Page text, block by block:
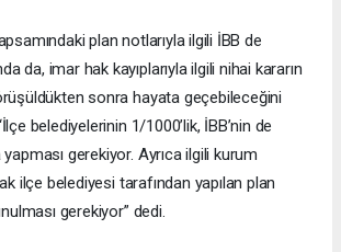
plan notlarıyla ilgili İBB de
da, imar hak kayıplarıyla ilgili nihai kararın
sonra hayata geçebileceğini
belediyelerinin 1/1000’lik, İBB’nin de
yapması gerekiyor. Ayrıca ilgili kurum
ilçe belediyesi tarafından yapılan plan
gerekiyor” dedi.